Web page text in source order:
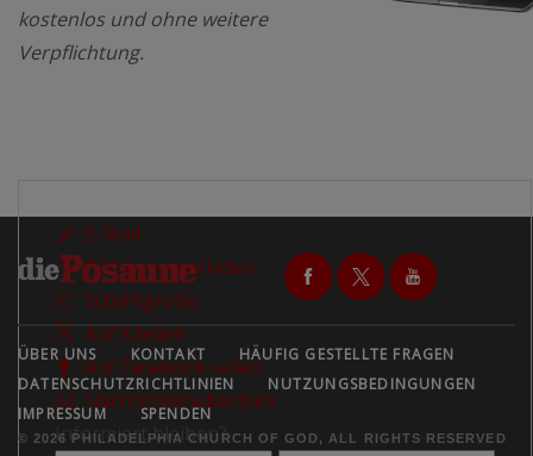
kostenlos und ohne weitere
Verpflichtung.
E-Mail
PDF herunterladen
Schriftgröße
Auf X teilen
Auf Facebook teilen
Nachrichtenüberblick
Informiert bleiben?
ÜBER UNS KONTAKT
HÄUFIG GESTELLTE FRAGEN
DATENSCHUTZRICHTLINIEN
NUTZUNGSBEDINGUNGEN
IMPRESSUM
SPENDEN
© 2026 PHILADELPHIA CHURCH OF GOD, ALL RIGHTS RESERVED